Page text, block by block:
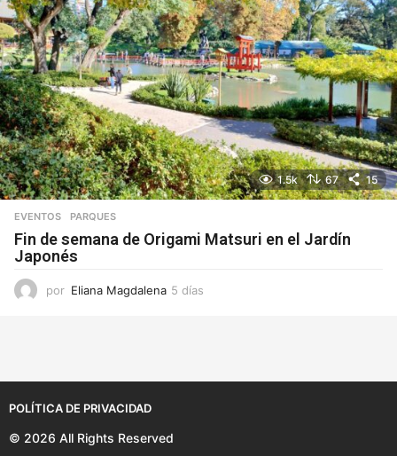
1.5k 67 15
EVENTOS ,PARQUES
Fin de semana de Origami Matsuri en el Jardín
Japonés
por Eliana Magdalena 5 días
POLÍTICA DE PRIVACIDAD
© 2026 All Rights Reserved